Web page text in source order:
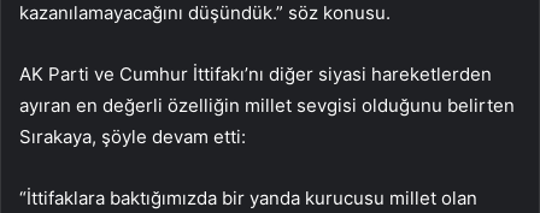
kazanılamayacağını düşündük.” söz konusu.
AK Parti ve Cumhur İttifakı’nı diğer siyasi hareketlerden
ayıran en değerli özelliğin millet sevgisi olduğunu belirten
Sırakaya, şöyle devam etti:
“İttifaklara baktığımızda bir yanda kurucusu millet olan